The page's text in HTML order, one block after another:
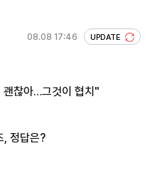
08.08 17:46 UPDATE
찮아…그것이 협치"
, 정답은?